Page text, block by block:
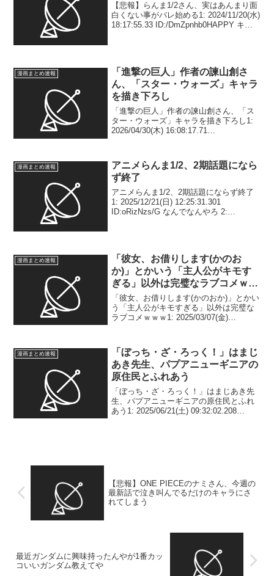
【悲報】らんま1/2さん、実はあんまり面
白くない事がバレ始める1: 2024/11/20(水)
18:17:55.33 ID:/DmZpnhb0HAPPY キャ
漫画まとめ速報
「進撃の巨人」作者の諫山創さ
ん、「スター・ウォーズ」キャラ
を描き下ろし
「進撃の巨人」作者の諫山創さん、「ス
ター・ウォーズ」キャラを描き下ろし1:
2026/04/30(木) 16:08:17.71
ー・ウォーズ／マンダロリアン・...
漫画まとめ速報
アニメらんま1/2、2期話題になら
ず終了
アニメらんま1/2、2期話題にならず終了
1: 2025/12/21(日) 12:25:31.301
ID:oRizNzs/G なんでなんやろ 2:
漫画まとめ速報
「彼女、お借りします(かのお
か)」とかいう「主人公がキモす
ぎる」以外は完璧なラブコメｗｗ
ｗ
「彼女、お借りします(かのおか)」とかい
う「主人公がキモすぎる」以外は完璧な
ラブコメｗｗｗ1: 2025/03/07(金)
漫画まとめ速報
「ぼっち・ざ・ろっく！」はまじ
あき先生、パプアニューギニアの
原住民とふれあう
「ぼっち・ざ・ろっく！」はまじあき先
生、パプアニューギニアの原住民とふれ
あう1: 2025/06/21(土) 09:32:02.208
【悲報】ONE PIECEのナミさん、今週の
最新話で泣き叫んでるだけのキャラにさ
れてしまう
最近ガンダムに興味持ったんやが1番カッ
コいいガンダム教えてや